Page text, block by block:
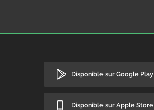
Disponible sur Google Play
Disponible sur Apple Store